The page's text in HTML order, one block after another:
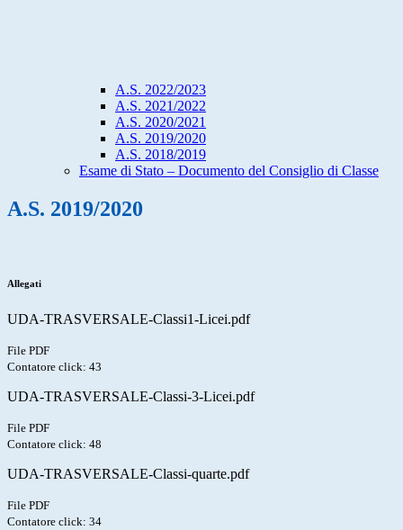
A.S. 2022/2023
A.S. 2021/2022
A.S. 2020/2021
A.S. 2019/2020
A.S. 2018/2019
Esame di Stato – Documento del Consiglio di Classe
A.S. 2019/2020
Allegati
UDA-TRASVERSALE-Classi1-Licei.pdf
File PDF
Contatore click: 43
UDA-TRASVERSALE-Classi-3-Licei.pdf
File PDF
Contatore click: 48
UDA-TRASVERSALE-Classi-quarte.pdf
File PDF
Contatore click: 34